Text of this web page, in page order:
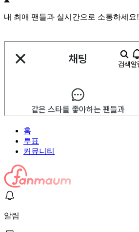
내 최애 팬들과 실시간으로 소통하세요!
홈
투표
커뮤니티
알림